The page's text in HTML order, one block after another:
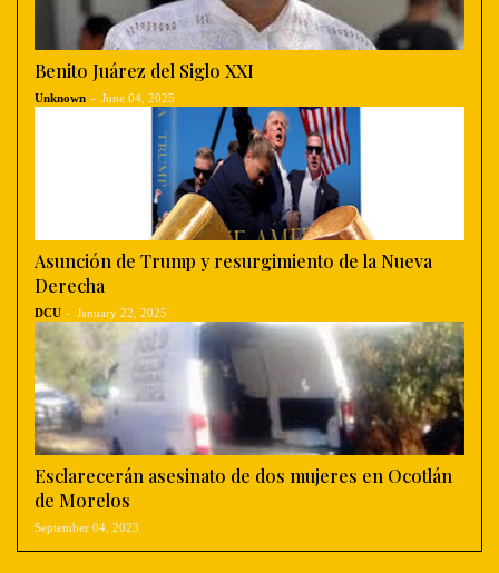
Benito Juárez del Siglo XXI
Unknown - June 04, 2025
Asunción de Trump y resurgimiento de la Nueva
Derecha
DCU - January 22, 2025
Esclarecerán asesinato de dos mujeres en Ocotlán
de Morelos
September 04, 2023